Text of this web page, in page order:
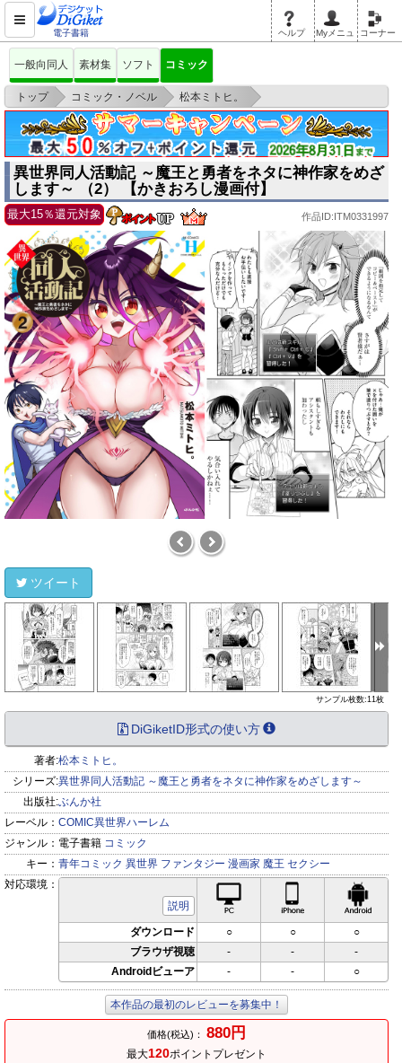
電子書籍 ヘルプ Myメニュ コーナー
一般向同人 素材集 ソフト コミック
トップ > コミック・ノベル > 松本ミトヒ。
>
異世界同人活動記 ～魔王と勇者をネタに神作家をめざします～ （2） 【か
きおろし
異世界同人活動記 ～魔王と勇者をネタに神作家をめざ
します～ （2） 【かきおろし漫画付】
最大15％還元対象 作品ID:ITM0331997
ツイート
サンプル枚数:11枚
DiGiketID形式の使い方
著者:松本ミトヒ。
シリーズ:異世界同人活動記 ～魔王と勇者をネタに神作家をめざします～
出版社:ぶんか社
レーベル： COMIC異世界ハーレム
ジャンル： 電子書籍 コミック
キー： 青年コミック 異世界 ファンタジー 漫画家 魔王 セクシー
対応環境：
説明
iPhone対応
ダウンロード ○ ○
○
ブラウザ視聴
- -
-
Androidビューア
- - ○
本作品の最初のレビューを募集中！
価格(税込)： 880円
最大120ポイントプレゼント